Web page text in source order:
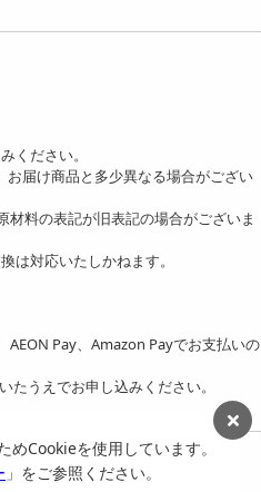
ください。
届け商品と多少異なる場合がござい
料の表記が旧表記の場合がございま
は対応いたしかねます。
AEON Pay、Amazon Payでお支払いの
うえでお申し込みください。
Cookieを使用しています。
」をご参照ください。